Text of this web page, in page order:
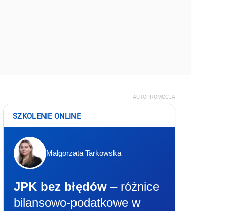
AUTOPROMOCJA
SZKOLENIE ONLINE
Małgorzata Tarkowska
JPK bez błędów – różnice
bilansowo-podatkowe w